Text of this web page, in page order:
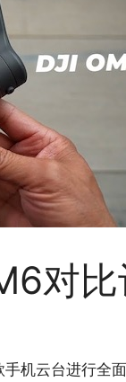
对比
机云台进行全